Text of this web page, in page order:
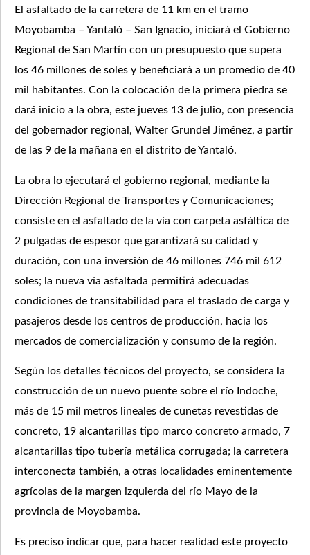
El asfaltado de la carretera de 11 km en el tramo
Moyobamba – Yantaló – San Ignacio, iniciará el Gobierno
Regional de San Martín con un presupuesto que supera
los 46 millones de soles y beneficiará a un promedio de 40
mil habitantes. Con la colocación de la primera piedra se
dará inicio a la obra, este jueves 13 de julio, con presencia
del gobernador regional, Walter Grundel Jiménez, a partir
de las 9 de la mañana en el distrito de Yantaló.
La obra lo ejecutará el gobierno regional, mediante la
Dirección Regional de Transportes y Comunicaciones;
consiste en el asfaltado de la vía con carpeta asfáltica de
2 pulgadas de espesor que garantizará su calidad y
duración, con una inversión de 46 millones 746 mil 612
soles; la nueva vía asfaltada permitirá adecuadas
condiciones de transitabilidad para el traslado de carga y
pasajeros desde los centros de producción, hacia los
mercados de comercialización y consumo de la región.
Según los detalles técnicos del proyecto, se considera la
construcción de un nuevo puente sobre el río Indoche,
más de 15 mil metros lineales de cunetas revestidas de
concreto, 19 alcantarillas tipo marco concreto armado, 7
alcantarillas tipo tubería metálica corrugada; la carretera
interconecta también, a otras localidades eminentemente
agrícolas de la margen izquierda del río Mayo de la
provincia de Moyobamba.
Es preciso indicar que, para hacer realidad este proyecto